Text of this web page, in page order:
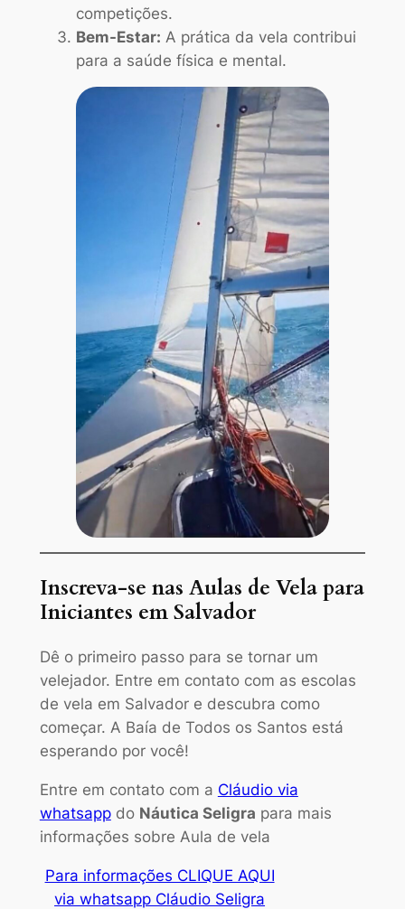
competições.
Bem-Estar: A prática da vela contribui
para a saúde física e mental.
Inscreva-se nas Aulas de Vela para
Iniciantes em Salvador
Dê o primeiro passo para se tornar um
velejador. Entre em contato com as escolas
de vela em Salvador e descubra como
começar. A Baía de Todos os Santos está
esperando por você!
Entre em contato com a Cláudio via
whatsappdo Náutica Seligra para mais
informações sobre Aula de vela
Para informações CLIQUE AQUI
via whatsapp Cláudio Seligra